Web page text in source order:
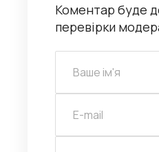
Коментар буде
перевірки